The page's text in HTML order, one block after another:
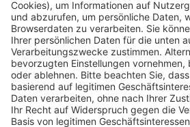
Pässe und Vereinswechsel
Trainerausbildung
Schulungsangebot Vereinsmitarbeiter
BFV-Geschäftsstellen
Trainerbörse
Login SpielPlus